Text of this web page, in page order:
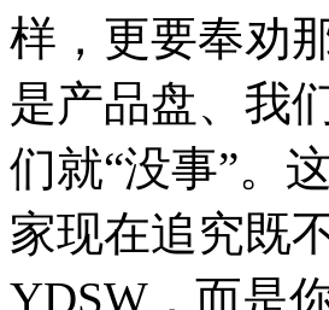
样，更要奉劝
是产品盘、我
们就“没事”。
家现在追究既
YDSW，而是